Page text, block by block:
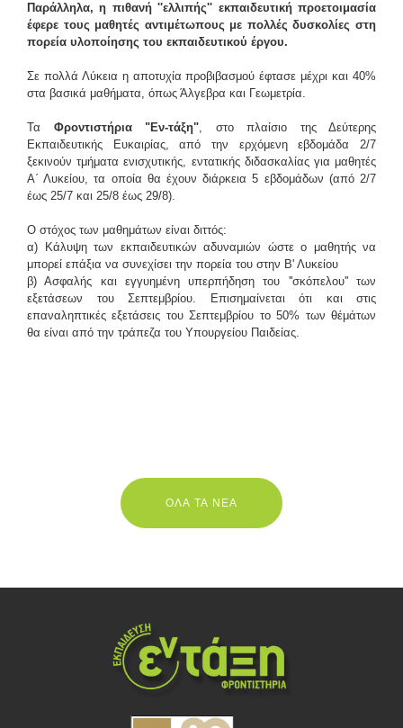
Παράλληλα, η πιθανή ''ελλιπής'' εκπαιδευτική προετοιμασία
έφερε τους μαθητές αντιμέτωπους με πολλές δυσκολίες στη
πορεία υλοποίησης του εκπαιδευτικού έργου.
Σε πολλά Λύκεια η αποτυχία προβιβασμού έφτασε μέχρι και 40%
στα βασικά μαθήματα, όπως Άλγεβρα και Γεωμετρία.
Τα Φροντιστήρια "Εν-τάξη", στο πλαίσιο της Δεύτερης
Εκπαιδευτικής Ευκαιρίας, από την ερχόμενη εβδομάδα 2/7
ξεκινούν τμήματα ενισχυτικής, εντατικής διδασκαλίας για μαθητές
Α΄ Λυκείου, τα οποία θα έχουν διάρκεια 5 εβδομάδων (από 2/7
έως 25/7 και 25/8 έως 29/8).
Ο στόχος των μαθημάτων είναι διττός:
α) Κάλυψη των εκπαιδευτικών αδυναμιών ώστε ο μαθητής να
μπορεί επάξια να συνεχίσει την πορεία του στην Β' Λυκείου
β) Ασφαλής και εγγυημένη υπερπήδηση του ''σκόπελου'' των
εξετάσεων του Σεπτεμβρίου. Επισημαίνεται ότι και στις
επαναληπτικές εξετάσεις του Σεπτεμβρίου το 50% των θέμάτων
θα είναι από την τράπεζα του Υπουργείου Παιδείας.
ΟΛΑ ΤΑ ΝΕΑ